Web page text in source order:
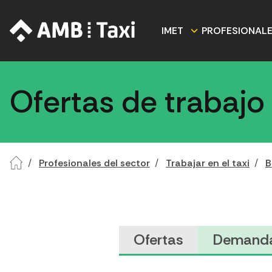
IMET
Ofertas de trabajo
Profesionales del sector Trabajar en el taxi
Ofertas